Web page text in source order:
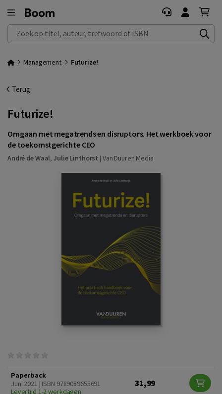
Zoek op titel, auteur, trefwoord of ISBN
Management Futurize!
Terug
Futurize!
Omgaan met megatrends en disruptors. Het werkboek voor
de toekomstgerichte CEO
André de Waal,Julie Linthorst | Van Duuren Media
Paperback
Juni 2021 | ISBN 9789089655691
Levertijd 1-2 werkdagen
31,99